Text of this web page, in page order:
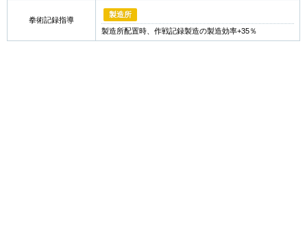
拳術記録指導
製造所
製造所配置時、作戦記録製造の製造効率+35％